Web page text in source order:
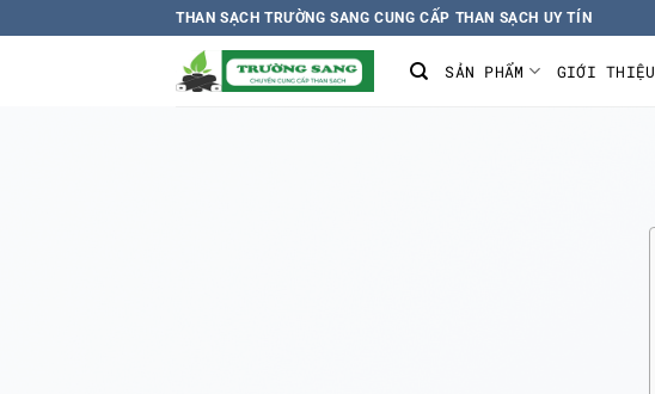
đến
THAN SẠCH TRƯỜNG SANG CUNG CẤP THAN SẠCH UY TÍN
SẢN PHẨM GIỚI THIỆU